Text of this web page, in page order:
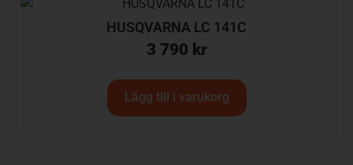
HUSQVARNA LC 141C
3 790 kr
Lägg till i varukorg